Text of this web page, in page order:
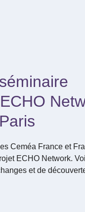
Ceméa France et
ECHO Network.
et de